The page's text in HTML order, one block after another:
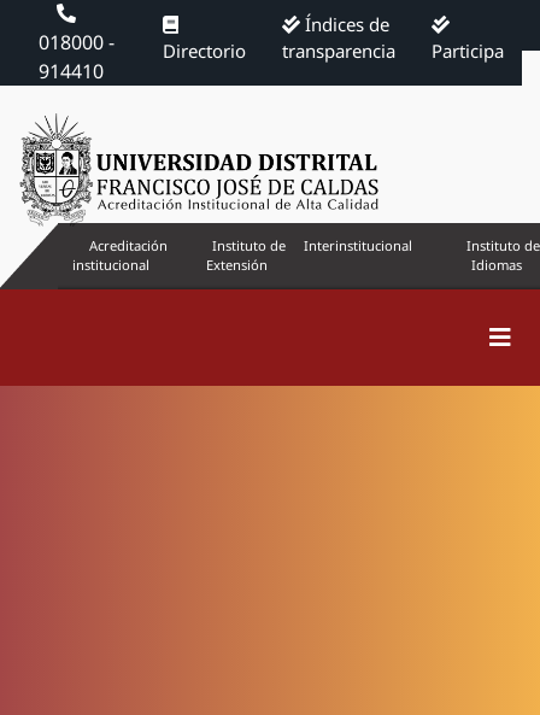
018000 -
914410
Directorio
Índices de
transparencia
Participa
Acreditación
institucional
Instituto de
Extensión
Interinstitucional
Instituto de
Idiomas